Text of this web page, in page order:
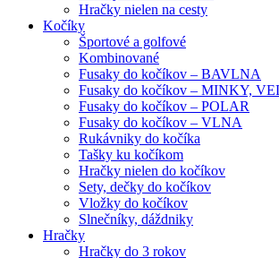
Hračky nielen na cesty
Kočíky
Športové a golfové
Kombinované
Fusaky do kočíkov – BAVLNA
Fusaky do kočíkov – MINKY,
Fusaky do kočíkov – POLAR
Fusaky do kočíkov – VLNA
Rukávniky do kočíka
Tašky ku kočíkom
Hračky nielen do kočíkov
Sety, dečky do kočíkov
Vložky do kočíkov
Slnečníky, dáždniky
Hračky
Hračky do 3 rokov